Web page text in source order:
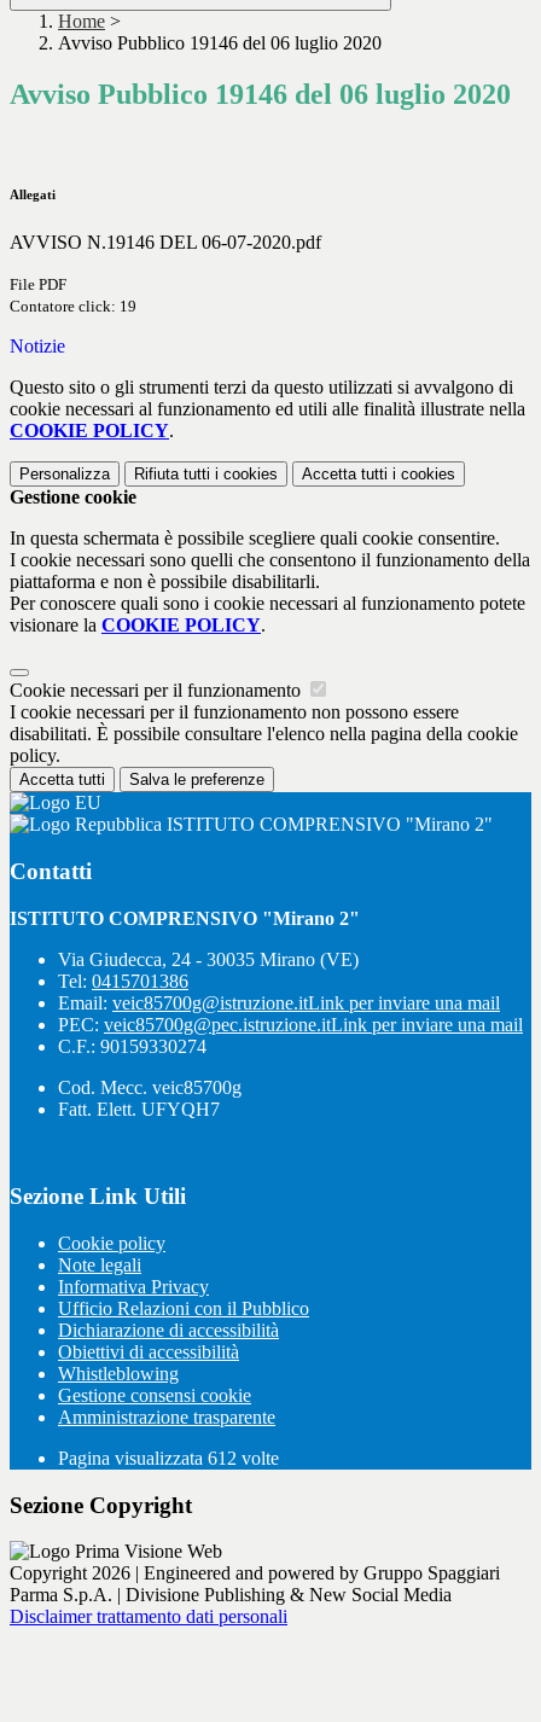
Home >
Avviso Pubblico 19146 del 06 luglio 2020
Avviso Pubblico 19146 del 06 luglio 2020
Allegati
AVVISO N.19146 DEL 06-07-2020.pdf
File PDF
Contatore click: 19
Notizie
Questo sito o gli strumenti terzi da questo utilizzati si avvalgono di
cookie necessari al funzionamento ed utili alle finalità illustrate nella
COOKIE POLICY.
Personalizza Rifiuta tutti i cookies Accetta tutti i cookies
Gestione cookie
In questa schermata è possibile scegliere quali cookie consentire.
I cookie necessari sono quelli che consentono il funzionamento della
piattaforma e non è possibile disabilitarli.
Per conoscere quali sono i cookie necessari al funzionamento potete
visionare la COOKIE POLICY.
Cookie necessari per il funzionamento
I cookie necessari per il funzionamento non possono essere
disabilitati. È possibile consultare l'elenco nella pagina della cookie
policy.
Accetta tutti Salva le preferenze
ISTITUTO COMPRENSIVO "Mirano 2"
Contatti
ISTITUTO COMPRENSIVO "Mirano 2"
Via Giudecca, 24 - 30035 Mirano (VE)
Tel: 0415701386
Email: veic85700g@istruzione.itLink per inviare una mail
PEC: veic85700g@pec.istruzione.itLink per inviare una mail
C.F.: 90159330274
Cod. Mecc. veic85700g
Fatt. Elett. UFYQH7
Sezione Link Utili
Cookie policy
Note legali
Informativa Privacy
Ufficio Relazioni con il Pubblico
Dichiarazione di accessibilità
Obiettivi di accessibilità
Whistleblowing
Gestione consensi cookie
Amministrazione trasparente
Pagina visualizzata 612 volte
Sezione Copyright
Copyright 2026 | Engineered and powered by Gruppo Spaggiari
Parma S.p.A. | Divisione Publishing & New Social Media
Disclaimer trattamento dati personali